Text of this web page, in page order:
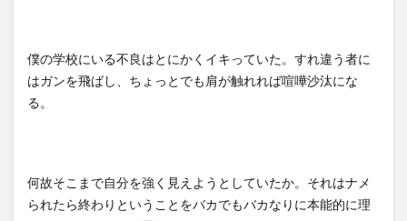
僕の学校にいる不良はとにかくイキっていた。すれ違う者に
はガンを飛ばし、ちょっとでも肩が触れれば喧嘩沙汰にな
る。
何故そこまで自分を強く見えようとしていたか。それはナメ
られたら終わりということをバカでもバカなりに本能的に理